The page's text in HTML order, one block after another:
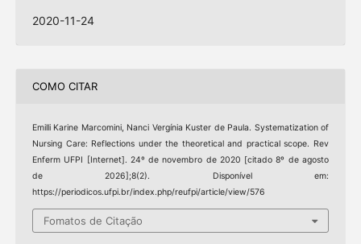
2020-11-24
COMO CITAR
Emilli Karine Marcomini, Nanci Vergínia Kuster de Paula. Systematization of
Nursing Care: Reflections under the theoretical and practical scope. Rev
Enferm UFPI [Internet]. 24º de novembro de 2020 [citado 8º de agosto
de 2026];8(2). Disponível em:
https://periodicos.ufpi.br/index.php/reufpi/article/view/576
Fomatos de Citação